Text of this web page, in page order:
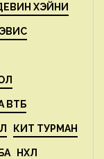
ХЭЙНИ
ВТБ
КИТ ТУРМАН
НХЛ